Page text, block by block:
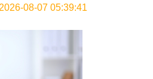
商环境08-07 05:39:41